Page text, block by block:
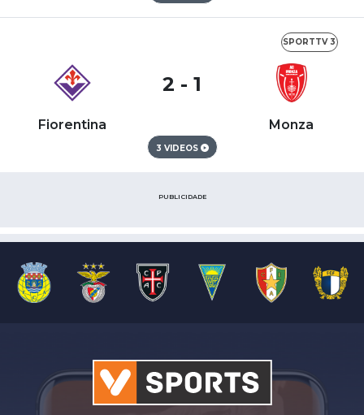
SPORTTV 3
Fiorentina
2 - 1
Monza
3 VIDEOS
PUBLICIDADE